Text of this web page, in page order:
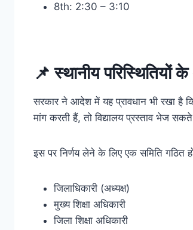
8th: 2:30 – 3:10
📌स्थानीय परिस्थितियों
सरकार ने आदेश में यह प्रावधान भी रखा है
मांग करती हैं, तो विद्यालय प्रस्ताव भेज
इस पर निर्णय लेने के लिए एक समिति गठित
जिलाधिकारी (अध्यक्ष)
मुख्य शिक्षा अधिकारी
जिला शिक्षा अधिकारी